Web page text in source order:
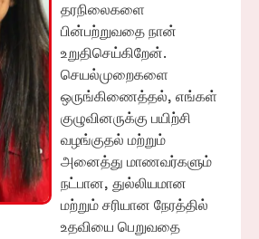
தரநிலைகளை
பின்பற்றுவதை நான்
உறுதிசெய்கிறேன்.
செயல்முறைகளை
ஒருங்கிணைத்தல், எங்கள்
குழுவினருக்கு பயிற்சி
வழங்குதல் மற்றும்
அனைத்து மாணவர்களும்
நட்பான, துல்லியமான
மற்றும் சரியான நேரத்தில்
உதவியை பெறுவதை